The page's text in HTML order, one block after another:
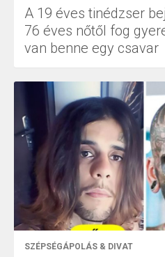
A 19 éves tinédzser
76 éves nőtől fog
van benne egy csavar
SZÉPSÉGÁPOLÁS & DIVAT